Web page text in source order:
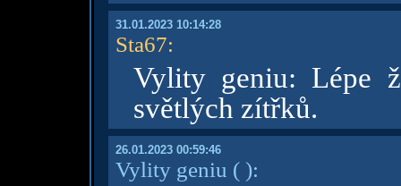
31.01.2023 10:14:28
Sta67:
Vylity geniu: Lépe
světlých zítřků.
26.01.2023 00:59:46
Vylity geniu ( ):